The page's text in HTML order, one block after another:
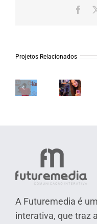
Projetos Relacionados
Maratona
do
Rio
Claro
Brasil
–
A Futuremedia é
interativa, que traz